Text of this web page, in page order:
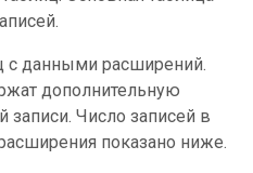
с данными расширений.
дополнительную
Число записей в
показано ниже.